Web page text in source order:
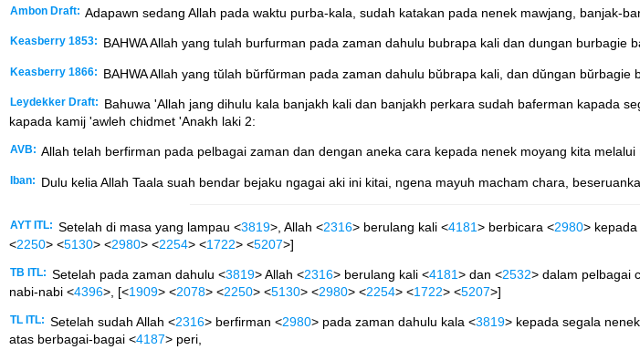
Ambon Draft: Adapawn sedang Allah pada waktu purba-kala, sudah katakan pada nenek mawjang, banjak-
Keasberry 1853: BAHWA Allah yang tulah burfurman pada zaman dahulu bubrapa kali dan dungan burbagie
Keasberry 1866: BAHWA Allah yang tŭlah bŭrfŭrman pada zaman dahulu bŭbrapa kali, dan dŭngan bŭrbagie
Leydekker Draft:
Bahuwa 'Allah jang dihulu kala banjakh kali dan banjakh perkara sudah baferman kapada
kapada kamij 'awleh chidmet 'Anakh laki 2:
AVB: Allah telah berfirman pada pelbagai zaman dan dengan aneka cara kepada nenek moyang kita melalui
Iban: Dulu kelia Allah Taala suah bendar bejaku ngagai aki ini kitai, ngena mayuh macham chara,
AYT ITL: Setelah di masa yang lampau <3819>, Allah <2316> berulang kali <4181> berbicara <2980>
<2250> <5130> <2980> <2254> <1722> <5207>]
TB ITL: Setelah pada zaman dahulu <3819> Allah <2316> berulang kali <4181> dan <2532> dalam pelbagai
nabi-nabi <4396>, [<1909> <2078> <2250> <5130> <2980> <2254> <1722> <5207>]
TL ITL: Setelah sudah Allah <2316> berfirman <2980> pada zaman dahulu kala <3819> kepada segala
atas berbagai-bagai <4187> peri,